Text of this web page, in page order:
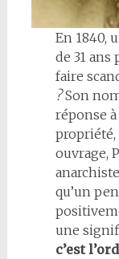
En 1840,
de 31
faire
?Son
réponse
propriété,
ouvrage,
qu’un
une
c’est